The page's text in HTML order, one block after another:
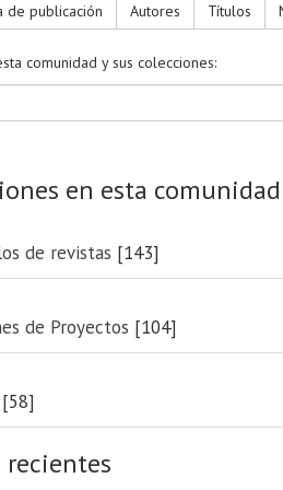
de publicación Autores Títulos
comunidad y sus colecciones:
en esta comunidad
de revistas [143]
de Proyectos [104]
[58]
recientes